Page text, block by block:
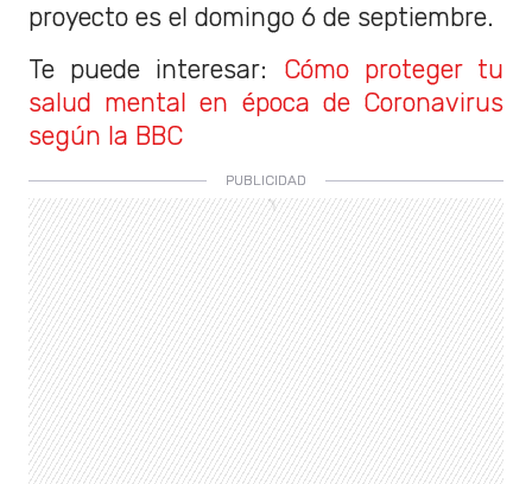
proyecto es el domingo 6 de septiembre.
Te puede interesar: Cómo proteger tu
salud mental en época de Coronavirus
según la BBC